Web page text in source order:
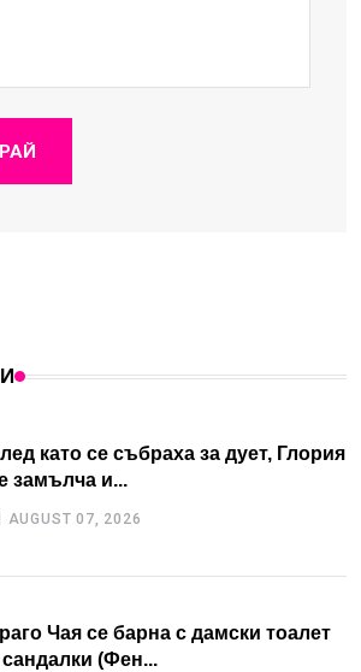
като се събраха за дует, Глория
замълча и...
AUGUST 07, 2026
Чая се барна с дамски тоалет
сандалки (Фен...